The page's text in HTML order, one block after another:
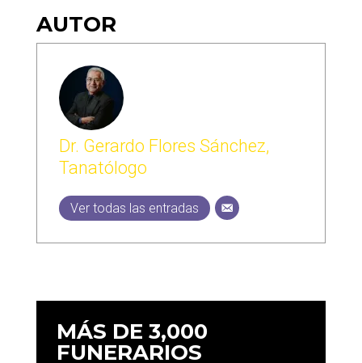
AUTOR
Dr. Gerardo Flores Sánchez,
Tanatólogo
Ver todas las entradas
MÁS DE 3,000
FUNERARIOS